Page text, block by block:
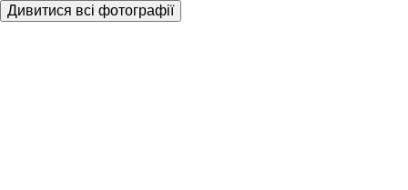
Дивитися всі фотографії